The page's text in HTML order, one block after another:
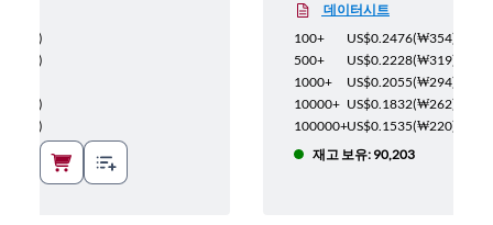
)
)
)
)
데이터시트
100+
US$0.2476(₩354)
500+
US$0.2228(₩319)
1000+
US$0.2055(₩294)
10000+ US$0.1832(₩262)
100000+US$0.1535(₩220)
재고 보유: 90,203